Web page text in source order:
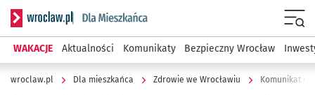
Serwis informacyjny wroclaw.pl podserwis: Dla mieszkańca
WAKACJE Aktualności Komunikaty Bezpieczny Wrocław
wroclaw.pl Dla mieszkańca Zdrowie we Wrocławiu